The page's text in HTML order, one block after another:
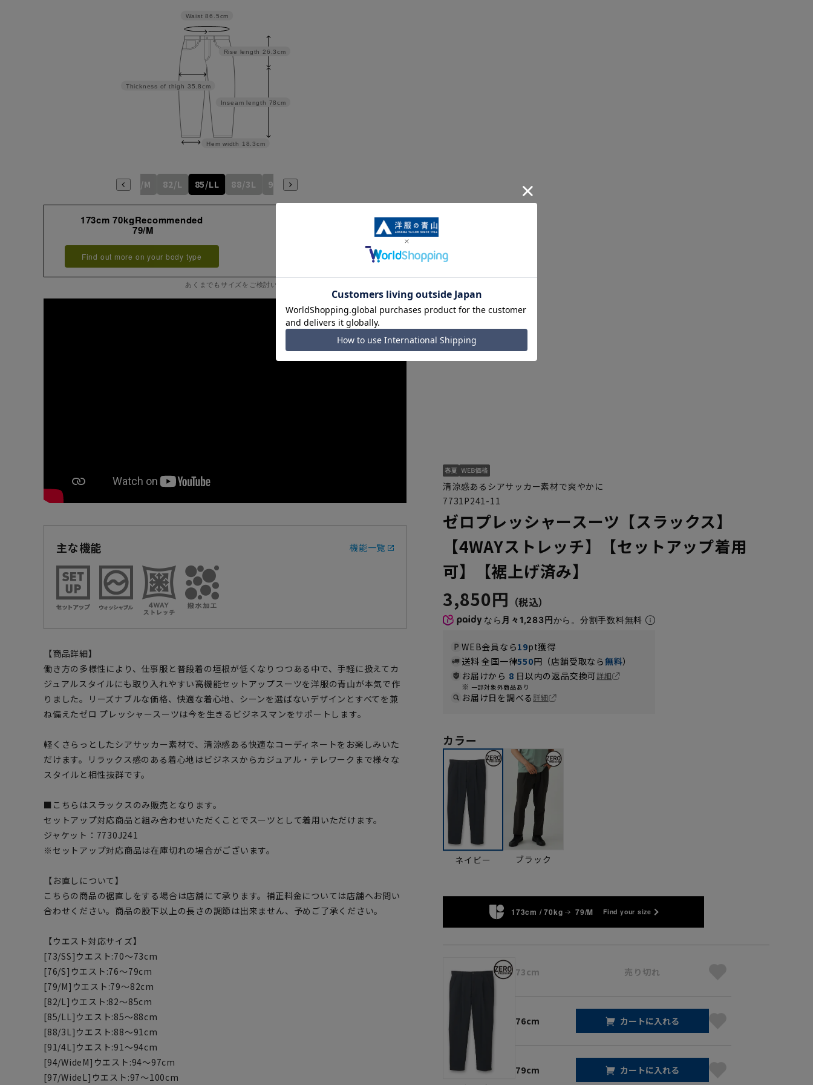
Inseam length 78cm
Rise length 26.3cm
Hem width 18.3cm
Thickness of thigh 35.8cm
Waist 86.5cm
79/M 82/L 85/LL 88/3L 91/4L
173cm 70kgRecommended
79/M
Find out more on your body type
あくまでもサイズをご検討いただく際の目安となります。
主な機能 機能一覧
【商品詳細】
働き方の多様性により、仕事服と普段着の垣根が低くなりつつある中で、手軽に扱えてカ
ジュアルスタイルにも取り入れやすい高機能セットアップスーツを洋服の青山が本気で作
りました。リーズナブルな価格、快適な着心地、シーンを選ばないデザインとすべてを兼
ね備えたゼロ プレッシャースーツは今を生きるビジネスマンをサポートします。
軽くさらっとしたシアサッカー素材で、清涼感ある快適なコーディネートをお楽しみいた
だけます。リラックス感のある着心地はビジネスからカジュアル・テレワークまで様々な
スタイルと相性抜群です。
■こちらはスラックスのみ販売となります。
セットアップ対応商品と組み合わせいただくことでスーツとして着用いただけます。
ジャケット：7730J241
※セットアップ対応商品は在庫切れの場合がございます。
【お直しについて】
こちらの商品の裾直しをする場合は店舗にて承ります。補正料金については店舗へお問い
合わせください。商品の股下以上の長さの調節は出来ません、予めご了承ください。
【ウエスト対応サイズ】
[73/SS]ウエスト:70～73cm
[76/S]ウエスト:76～79cm
[79/M]ウエスト:79～82cm
[82/L]ウエスト:82～85cm
[85/LL]ウエスト:85～88cm
[88/3L]ウエスト:88～91cm
[91/4L]ウエスト:91～94cm
[94/WideM]ウエスト:94～97cm
[97/WideL]ウエスト:97～100cm
清涼感あるシアサッカー素材で爽やかに
7731P241-11
ゼロプレッシャースーツ【スラックス】
【4WAYストレッチ】【セットアップ着用
可】【裾上げ済み】
3,850円
なら 月々1,283円から。分割手数料無料
WEB会員なら19pt獲得
送料 全国一律550円（店舗受取なら無料）
お届けから 8 日以内の返品交換可詳細
一部対象外商品あり
お届け日を調べる詳細
カラー
ネイビー ブラック
173cm / 70kg 79/M Find your size
73cm 売り切れ
76cm カートに入れる
79cm カートに入れる